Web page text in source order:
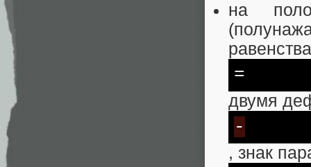
на
равенства
=
двумя
-
, знак